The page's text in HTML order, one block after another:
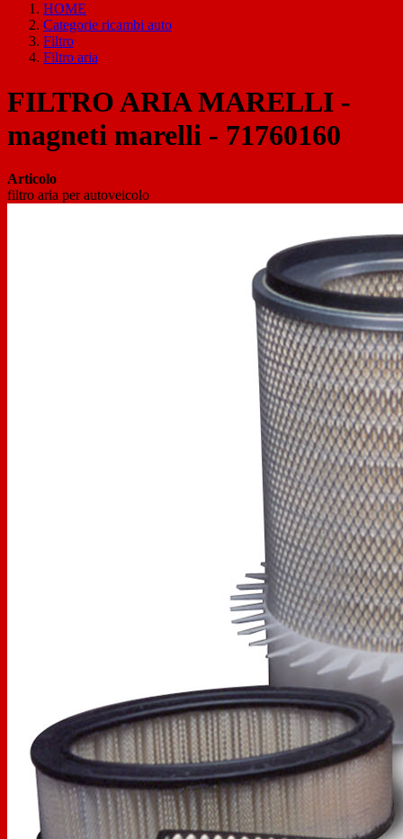
HOME
Categorie ricambi auto
Filtro
Filtro aria
FILTRO ARIA MARELLI -
magneti marelli - 71760160
Articolo
filtro aria per autoveicolo